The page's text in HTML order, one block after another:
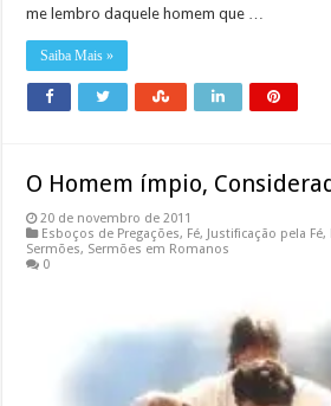
me lembro daquele homem que …
Saiba Mais »
O Homem ímpio,
20 de novembro de 2011
Esboços de Pregações, Fé, Justificação pela Fé,
Sermões, Sermões em Romanos
0